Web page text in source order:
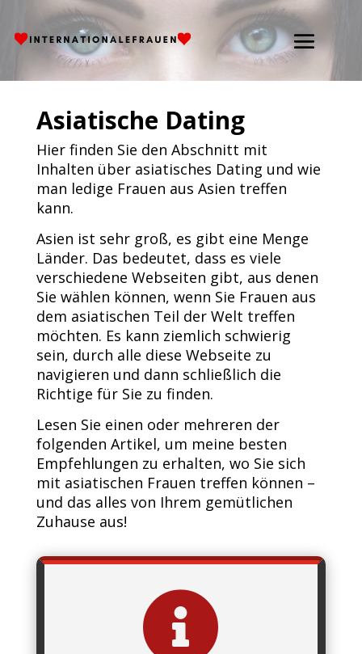
Asiatische Dating
Hier finden Sie den Abschnitt mit
Inhalten über asiatisches Dating und wie
man ledige Frauen aus Asien treffen
kann.
Asien ist sehr groß, es gibt eine Menge
Länder. Das bedeutet, dass es viele
verschiedene Webseiten gibt, aus denen
Sie wählen können, wenn Sie Frauen aus
dem asiatischen Teil der Welt treffen
möchten. Es kann ziemlich schwierig
sein, durch alle diese Webseite zu
navigieren und dann schließlich die
Richtige für Sie zu finden.
Lesen Sie einen oder mehreren der
folgenden Artikel, um meine besten
Empfehlungen zu erhalten, wo Sie sich
mit asiatischen Frauen treffen können –
und das alles von Ihrem gemütlichen
Zuhause aus!
